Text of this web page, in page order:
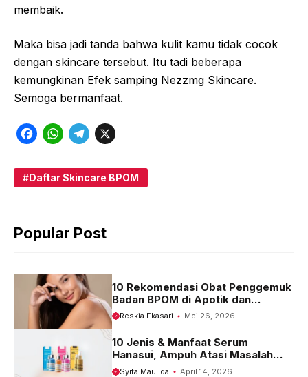
membaik.
Maka bisa jadi tanda bahwa kulit kamu tidak cocok
dengan skincare tersebut. Itu tadi beberapa
kemungkinan Efek samping Nezzmg Skincare.
Semoga bermanfaat.
F
c
o
W
a
A
p
T
l
r
m
X
Daftar Skincare BPOM
Popular Post
10 Rekomendasi Obat Penggemuk
Badan BPOM di Apotik dan
Harganya
Reskia Ekasari Mei 26, 2026
10 Jenis & Manfaat Serum
Hanasui, Ampuh Atasi Masalah
Kulit
Syifa Maulida April 14, 2026